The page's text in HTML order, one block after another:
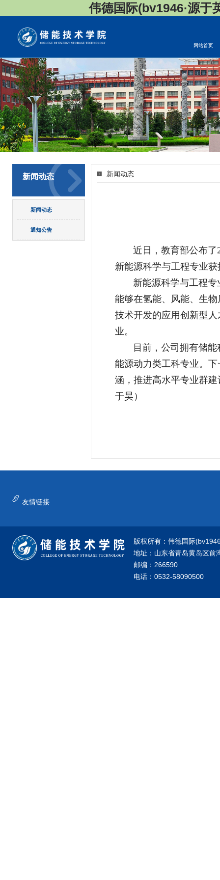
伟德国际(bv1946·源
网站首页
新闻动态
新闻动态
通知公告
新闻动态
近日，教育部公布
新能源科学与工程专业
新能源科学与工程
能够在氢能、风能、生
技术开发的应用创新型
业。
目前，公司拥有储能
能源动力类工科专业。
涵，推进高水平专业群
于昊）
友情链接
版权所有：伟德国际
地址：山东省青岛黄岛区前
邮编：266590
电话：0532-58090500